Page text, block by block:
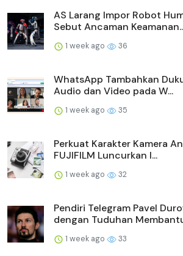
AS Larang Impor Robot
Sebut Ancaman
1 week ago 36
WhatsApp Tambahkan
Audio dan Video pada W...
1 week ago 35
Perkuat Karakter Kamera
FUJIFILM Luncurkan I...
1 week ago 32
Pendiri Telegram Pavel
dengan Tuduhan
1 week ago 33